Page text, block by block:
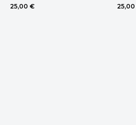
25,00 € 25,00